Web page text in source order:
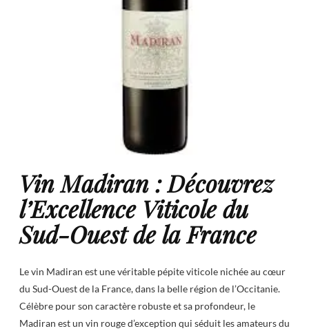
Vin Madiran : Découvrez
l’Excellence Viticole du
Sud-Ouest de la France
Le vin Madiran est une véritable pépite viticole nichée au cœur
du Sud-Ouest de la France, dans la belle région de l’Occitanie.
Célèbre pour son caractère robuste et sa profondeur, le
Madiran est un vin rouge d’exception qui séduit les amateurs du